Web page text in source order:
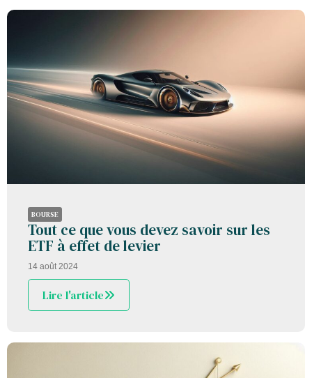
BOURSE
Tout ce que vous devez savoir sur les
ETF à effet de levier
14 août 2024
Lire l'article